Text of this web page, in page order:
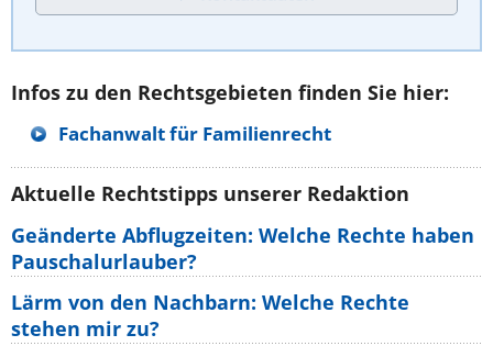
Infos zu den Rechtsgebieten finden Sie hier:
Fachanwalt für Familienrecht
Aktuelle Rechtstipps unserer Redaktion
Geänderte Abflugzeiten: Welche Rechte haben
Pauschalurlauber?
Lärm von den Nachbarn: Welche Rechte
stehen mir zu?